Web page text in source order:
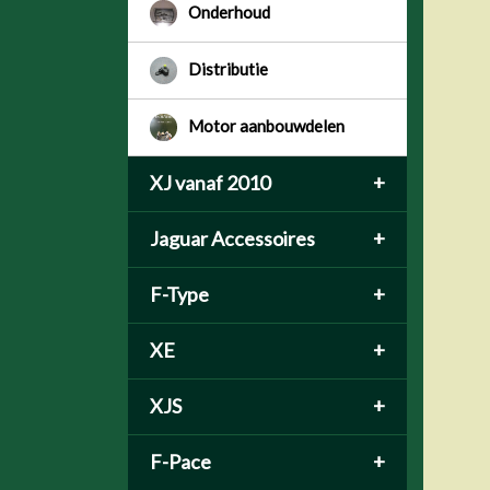
Onderhoud
Distributie
Motor aanbouwdelen
XJ vanaf 2010 +
Jaguar Accessoires +
F-Type +
XE +
XJS +
F-Pace +